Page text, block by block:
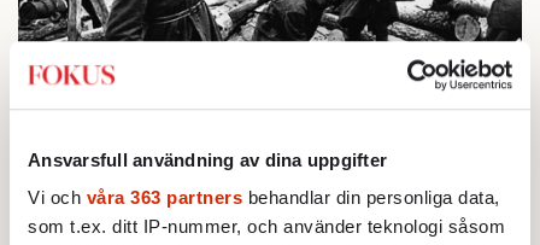
Ansvarsfull användning av dina uppgifter
Vi och våra 363 partners behandlar din personliga data,
som t.ex. ditt IP-nummer, och använder teknologi såsom
1.Den röda tråden som brast
KRÖNIKA
2.Frans Wachtmeister:Ja, AC är ett hot mot den